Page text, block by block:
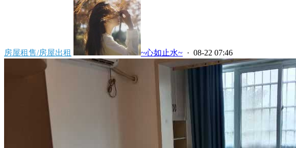
房屋租售/房屋出租 ~心如止水~ · 08-22 07:46